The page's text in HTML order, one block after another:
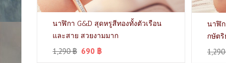
นาฬิกา G&D สุดหรูสีทองทั้งตัวเรือน
และสาย สวยงามมาก
1,290฿ 690 ฿
นาฬิก
กษัต